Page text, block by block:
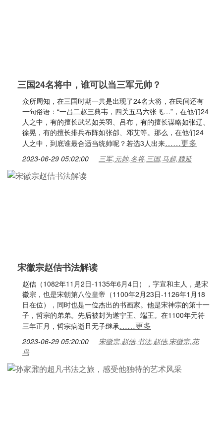
三国24名将中，谁可以当三军元帅？
众所周知，在三国时期一共是出现了24名大将，在民间还有
一句俗语：“一吕二赵三典韦，四关五马六张飞…”，在他们24
人之中，有的擅长武艺如关羽、吕布，有的擅长谋略如张辽、
徐晃，有的擅长排兵布阵如张郃、邓艾等。那么，在他们24
人之中，到底谁最合适当统帅呢？若选3人出来……更多
2023-06-29 05:02:00 三军,元帅,名将,三国,马超,魏延
宋徽宗赵佶书法解读
赵佶（1082年11月2日-1135年6月4日），字宣和主人，是宋
徽宗，也是宋朝第八位皇帝（1100年2月23日-1126年1月18
日在位），同时也是一位杰出的书画家。他是宋神宗的第十一
子，哲宗的弟弟。先后被封为遂宁王、端王。在1100年元符
三年正月，哲宗病逝且无子继承……更多
2023-06-29 05:20:00
宋徽宗,赵佶,书法,赵佶,宋徽宗,花
鸟